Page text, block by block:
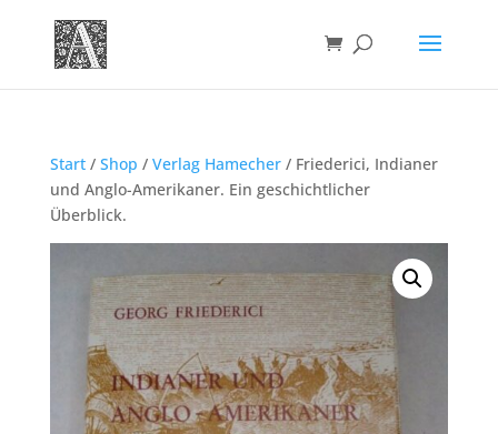
Start/ Shop / Verlag Hamecher/ Friederici, Indianer
und Anglo-Amerikaner. Ein geschichtlicher
Überblick.